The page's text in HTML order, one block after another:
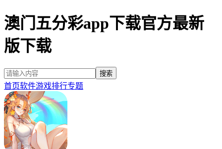
澳门五分彩app下载官方最新
版下载
首页软件游戏排行专题